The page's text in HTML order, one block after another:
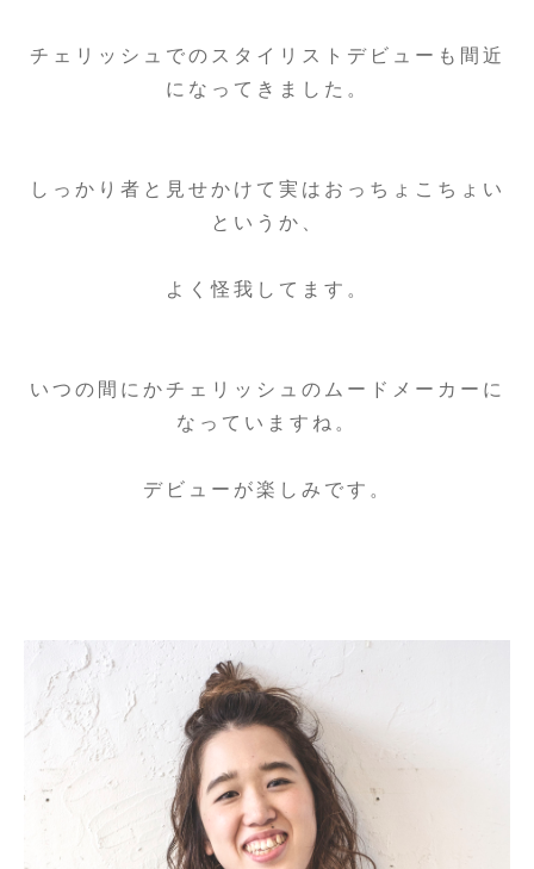
チェリッシュでのスタイリストデビューも間近
になってきました。
しっかり者と見せかけて実はおっちょこちょい
というか、
よく怪我してます。
いつの間にかチェリッシュのムードメーカーに
なっていますね。
デビューが楽しみです。